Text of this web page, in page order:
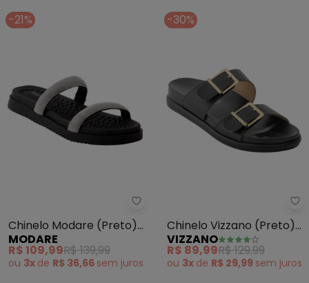
-21%
Modare - Chinelo Modare
Chinelo Modare (Preto)
em Sintético
MODARE
R$ 109,99R$ 139,99
ou 3x de R$ 36,66 sem juros
-30%
Chinelo Vizzano (Preto)
em Sintético
VIZZANO
R$ 89,99R$ 129,99
ou 3x de R$ 29,99 sem juros